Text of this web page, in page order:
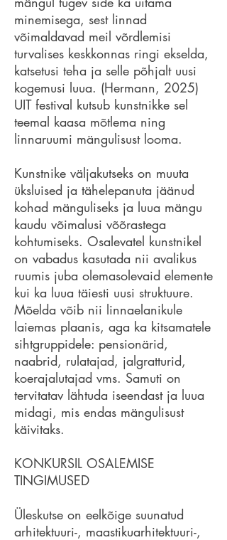
minemisega, sest linnad
võimaldavad meil võrdlemisi
turvalises keskkonnas ringi ekselda,
katsetusi teha ja selle põhjalt uusi
kogemusi luua. (Hermann, 2025)
UIT festival kutsub kunstnikke sel
teemal kaasa mõtlema ning
linnaruumi mängulisust looma.
Kunstnike väljakutseks on muuta
üksluised ja tähelepanuta jäänud
kohad mänguliseks ja luua mängu
kaudu võimalusi võõrastega
kohtumiseks. Osalevatel kunstnikel
on vabadus kasutada nii avalikus
ruumis juba olemasolevaid elemente
kui ka luua täiesti uusi struktuure.
Mõelda võib nii linnaelanikule
laiemas plaanis, aga ka kitsamatele
sihtgruppidele: pensionärid,
naabrid, rulatajad, jalgratturid,
koerajalutajad vms. Samuti on
tervitatav lähtuda iseendast ja luua
midagi, mis endas mängulisust
käivitaks. ​
KONKURSIL OSALEMISE
TINGIMUSED​
Üleskutse on eelkõige suunatud
arhitektuuri-, maastikuarhitektuuri-,